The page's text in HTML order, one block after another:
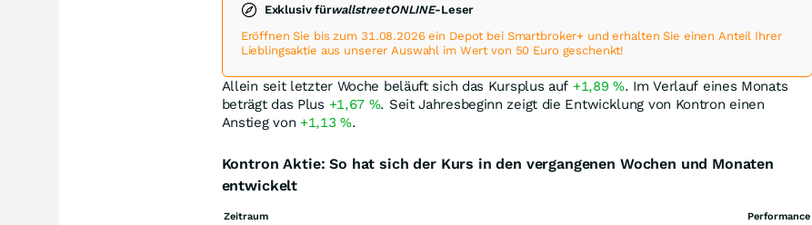
Exklusiv fürwallstreetONLINE-Leser
Eröffnen Sie bis zum 31.08.2026 ein Depot bei Smartbroker+ und erhalten Sie einen Anteil Ihrer
Lieblingsaktie aus unserer Auswahl im Wert von 50 Euro geschenkt!
Allein seit letzter Woche beläuft sich das Kursplus auf +1,89%. Im Verlauf eines Monats
beträgt das Plus +1,67 %. Seit Jahresbeginn zeigt die Entwicklung von Kontron einen
Anstieg von +1,13%.
Kontron Aktie: So hat sich der Kurs in den vergangenen Wochen und Monaten
entwickelt
Zeitraum Performance